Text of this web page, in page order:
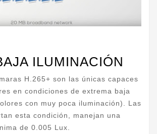
ILUMINACIÓN
H.265+ son las únicas capaces
en condiciones de extrema baja
con muy poca iluminación). Las
esta condición, manejan una
de 0.005 Lux.